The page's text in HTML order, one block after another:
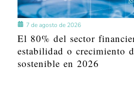
7 de agosto de 2026
El 80% del sector
estabilidad o crecimiento
sostenible en 2026